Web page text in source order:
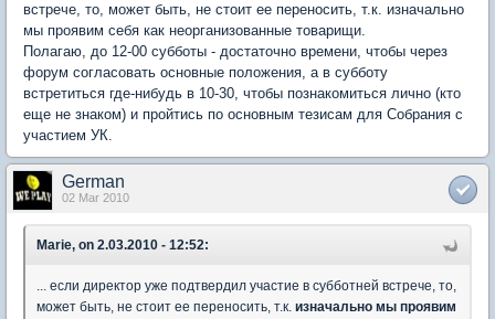
встрече, то, может быть, не стоит ее переносить, т.к. изначально
мы проявим себя как неорганизованные товарищи.
Полагаю, до 12-00 субботы - достаточно времени, чтобы через
форум согласовать основные положения, а в субботу
встретиться где-нибудь в 10-30, чтобы познакомиться лично (кто
еще не знаком) и пройтись по основным тезисам для Собрания с
участием УК.
German
02 Mar 2010
Marie, on 2.03.2010 - 12:52:
... если директор уже подтвердил участие в субботней встрече, то,
может быть, не стоит ее переносить, т.к. изначально мы проявим